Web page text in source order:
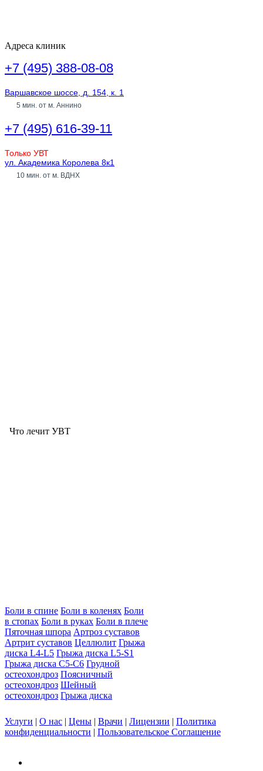
Адреса клиник
+7 (495) 388-08-08
Варшавское шоссе, д. 154, к. 1
5 мин. от м. Аннино
+7 (495) 616-39-11
Только УВТ
ул. Академика Королева 8к1
10 мин. от м. ВДНХ
Что лечит УВТ
Боли в спине Боли в коленях Боли
в стопах Боли в руках Боли в плече
Пяточная шпора Артроз суставов
Артрит суставов Целлюлит Грыжа
диска L4-L5 Грыжа диска L5-S1
Грыжа диска C5-C6 Грудной
остеохондроз Поясничный
остеохондроз Шейный
остеохондроз Грыжа диска
Услуги | О нас | Цены | Врачи | Лицензии | Политика
конфиденциальности | Пользовательское Соглашение